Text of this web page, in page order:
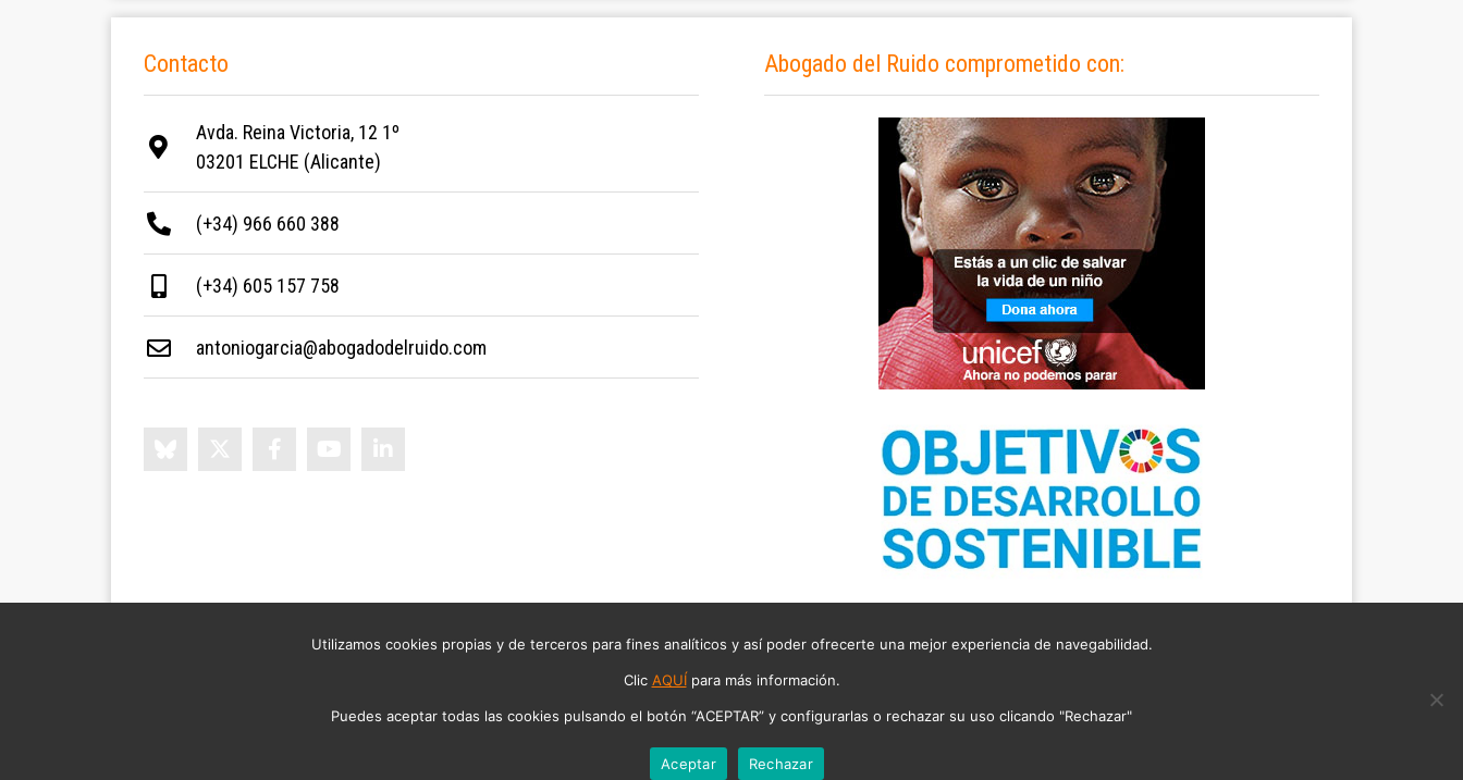
Contacto
Avda. Reina Victoria, 12 1º
03201 ELCHE (Alicante)
(+34) 966 660 388
(+34) 605 157 758
antoniogarcia@abogadodelruido.com
Abogado del Ruido comprometido con:
Utilizamos cookies propias y de terceros para fines analíticos y así poder ofrecerte una mejor experiencia de navegabilidad.
Clic AQUÍpara más información.
Puedes aceptar todas las cookies pulsando el botón “ACEPTAR” y configurarlas o rechazar su uso clicando "Rechazar"
Aceptar Rechazar